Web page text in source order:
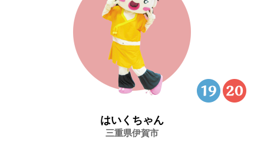
はいくちゃん
三重県伊賀市